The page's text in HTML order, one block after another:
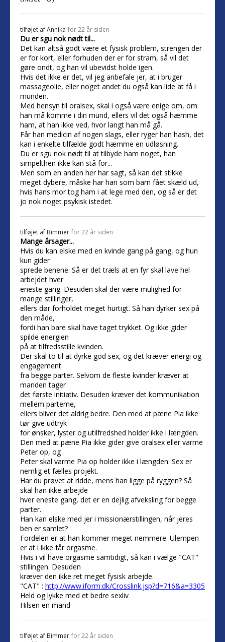
tilføjet afAnnika for 22 år siden
Du er sgu nok nødt til...
Det kan altså godt være et fysisk problem, strengen der
er for kort, eller forhuden der er for stram, så vil det
gøre ondt, og han vil ubevidst holde igen.
Hvis det ikke er det, vil jeg anbefale jer, at i bruger
massageolie, eller noget andet du også kan lide at få i
munden.
Med hensyn til oralsex, skal i også være enige om, om
han må komme i din mund, ellers vil det også hæmme
ham, at han ikke ved, hvor langt han må gå.
Får han medicin af nogen slags, eller ryger han hash, det
kan i enkelte tilfælde godt hæmme en udløsning.
Du er sgu nok nødt til at tilbyde ham noget, han
simpelthen ikke kan stå for...
Men som en anden her har sagt, så kan det stikke
meget dybere, måske har han som barn fået skæld ud,
hvis hans mor tog ham i at lege med den, og så er det
jo nok noget psykisk istedet.
tilføjet af Bimmer for 22 år siden
Mange årsager...
Hvis du kan elske med en kvinde gang på gang, og hun
kun gider
sprede benene. Så er det træls at en fyr skal lave hel
arbejdet hver
eneste gang. Desuden skal der være mulighed for
mange stillinger,
ellers dør forholdet meget hurtigt. Så han dyrker sex på
den måde,
fordi han bare skal have taget trykket. Og ikke gider
spilde energien
på at tilfredsstille kvinden.
Der skal to til at dyrke god sex, og det kræver energi og
engagement
fra begge parter. Selvom de fleste kvinder kræver at
manden tager
det første initiativ. Desuden kræver det kommunikation
mellem parterne,
ellers bliver det aldrig bedre. Den med at pæne Pia ikke
tør give udtryk
for ønsker, lyster og utilfredshed holder ikke i længden.
Den med at pæne Pia ikke gider give oralsex eller varme
Peter op, og
Peter skal varme Pia op holder ikke i længden. Sex er
nemlig et fælles projekt.
Har du prøvet at ridde, mens han ligge på ryggen? Så
skal han ikke arbejde
hver eneste gang, det er en dejlig afveksling for begge
parter.
Han kan elske med jer i missionærstillingen, når jeres
ben er samlet?
Fordelen er at han kommer meget nemmere. Ulempen
er at i ikke får orgasme.
Hvis i vil have orgasme samtidigt, så kan i vælge "CAT"
stillingen. Desuden
kræver den ikke ret meget fysisk arbejde.
"CAT" : http://www.iform.dk/Crosslink.jsp?d=716&a=3305
Held og lykke med et bedre sexliv
Hilsen en mand
tilføjet af Bimmer for 22 år siden